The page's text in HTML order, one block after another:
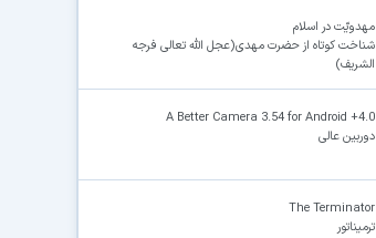
مهدویّت در اسلام
شناخت کوتاه از حضرت مهدی(عجل الله تعالی فرجه
الشریف)
A Better Camera 3.54 for Android +4.0
دوربین عالی
The Terminator
ترمیناتور